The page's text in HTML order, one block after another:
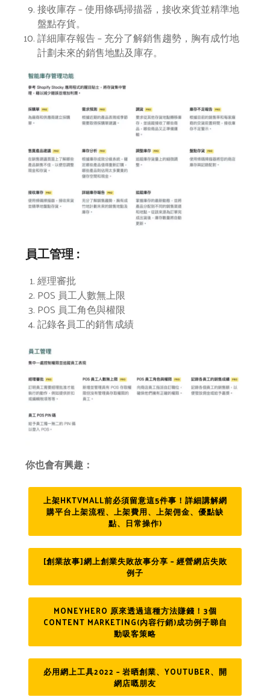
接收庫存 – 使用條碼掃描器，接收來貨並精準地
盤點存貨。
詳細庫存報告 – 充分了解銷售趨勢，胸有成竹地
計劃未來的銷售地點及庫存。
員工管理 :
經理審批
POS 員工人數無上限
POS 員工角色與權限
記錄各員工的銷售成績
你也會有興趣：
上架HKTVMALL前必須留意這5件事！詳細講解網
購平台上架流程、上架費用、上架佣金、優點缺
點、日常操作)
[創業故事]網上創業失敗故事分享 – 經營網店失敗
例子
MONEYHERO 原來透過這種方法賺錢！3個
CONTENT MARKETING(內容行銷)成功例子睇自
動吸客策略
必用網上工具2022 – 岩晒創業、YOUTUBER、開
網店嘅朋友